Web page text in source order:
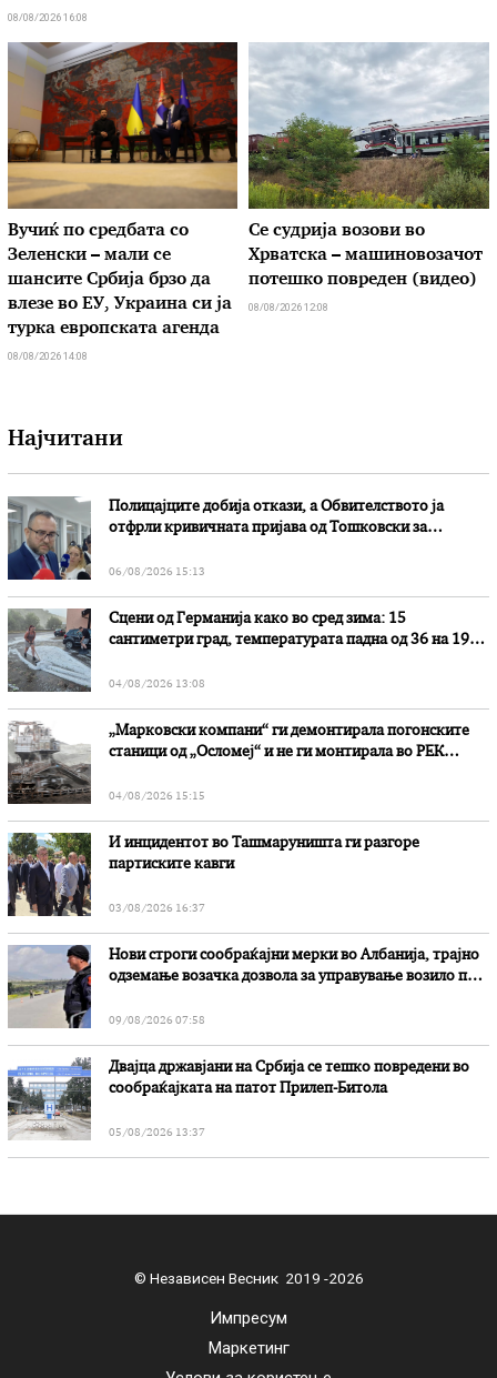
08/08/2026 16:08
Вучиќ по средбата со
Зеленски – мали се
шансите Србија брзо да
влезе во ЕУ, Украина си ја
турка европската агенда
08/08/2026 14:08
Се судрија возови во
Хрватска – машиновозачот
потешко повреден (видео)
08/08/2026 12:08
Најчитани
Полицајците добија откази, а Обвителството ја
отфрли кривичната пријава од Тошковски за
06/08/2026 15:13
Сцени од Германија како во сред зима: 15
сантиметри град, температурата падна од 36 на 19
04/08/2026 13:08
„Марковски компани“ ги демонтирала погонските
станици од „Осломеј“ и не ги монтирала во РЕК
04/08/2026 15:15
И инцидентот во Ташмаруништa ги разгоре
партиските кавги
03/08/2026 16:37
Нови строги сообраќајни мерки во Aлбанија, трајно
одземање возачка дозвола за управување возило под
09/08/2026 07:58
Двајца државјани на Србија се тешко повредени во
сообраќајката на патот Прилеп-Битола
05/08/2026 13:37
© Независен Весник 2019 -2026
Импресум
Маркетинг